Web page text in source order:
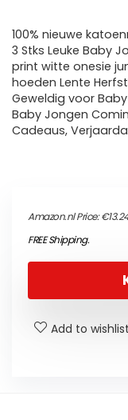
100% nieuwe
3 Stks Leuke Baby
print witte onesie
hoeden Lente
Geweldig voor
Baby Jongen
Cadeaus,
Amazon.nl Price:€
FREE Shipping.
Add to wishlist